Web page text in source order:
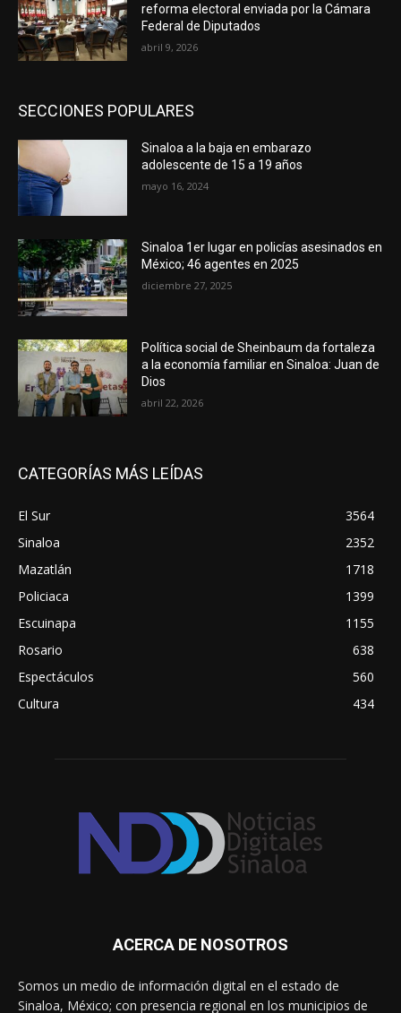
reforma electoral enviada por la Cámara
Federal de Diputados
abril 9, 2026
SECCIONES POPULARES
Sinaloa a la baja en embarazo
adolescente de 15 a 19 años
mayo 16, 2024
Sinaloa 1er lugar en policías asesinados en
México; 46 agentes en 2025
diciembre 27, 2025
Política social de Sheinbaum da fortaleza
a la economía familiar en Sinaloa: Juan de
Dios
abril 22, 2026
CATEGORÍAS MÁS LEÍDAS
El Sur
3564
Sinaloa
2352
Mazatlán
1718
Policiaca
1399
Escuinapa
1155
Rosario
638
Espectáculos
560
Cultura
434
ACERCA DE NOSOTROS
Somos un medio de información digital en el estado de
Sinaloa, México; con presencia regional en los municipios de